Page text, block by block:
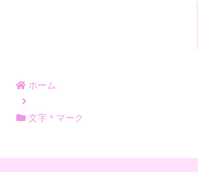
ホーム
文字＊マーク